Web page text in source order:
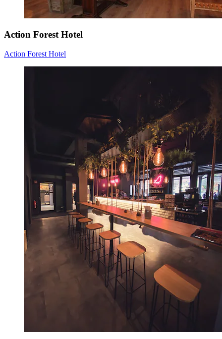
Action Forest Hotel
Action Forest Hotel